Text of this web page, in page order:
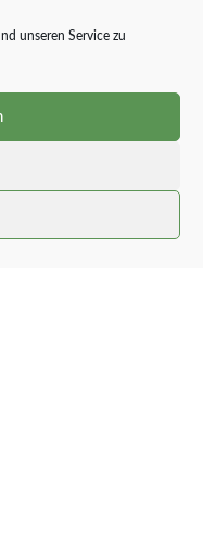
unseren Service zu
und
die
des